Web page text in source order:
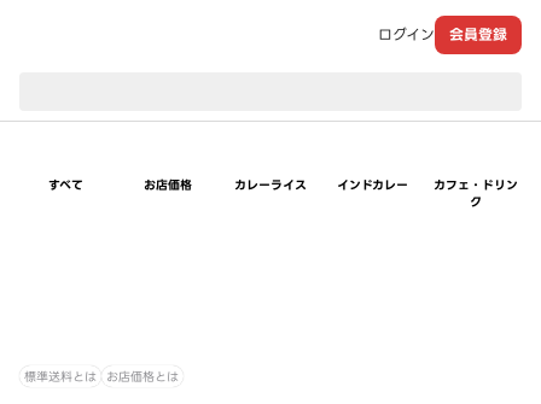
ログイン 会員登録
すべて お店価格 カレーライス インドカレー
カフェ・ドリン
ク
標準送料とは お店価格とは